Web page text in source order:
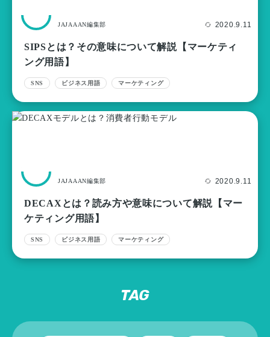
JAJAAAN編集部 2020.9.11
SIPSとは？その意味について解説【マーケティ
ング用語】
SNS ビジネス用語 マーケティング
JAJAAAN編集部 2020.9.11
DECAXとは？読み方や意味について解説【マー
ケティング用語】
SNS ビジネス用語 マーケティング
TAG